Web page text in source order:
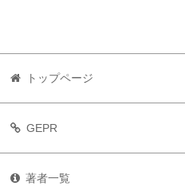
トップページ
GEPR
著者一覧